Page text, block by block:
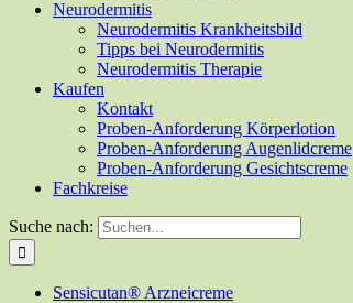
Neurodermitis
Neurodermitis Krankheitsbild
Tipps bei Neurodermitis
Neurodermitis Therapie
Kaufen
Kontakt
Proben-Anforderung Körperlotion
Proben-Anforderung Augenlidcreme
Proben-Anforderung Gesichtscreme
Fachkreise
Suche nach:
Sensicutan® Arzneicreme